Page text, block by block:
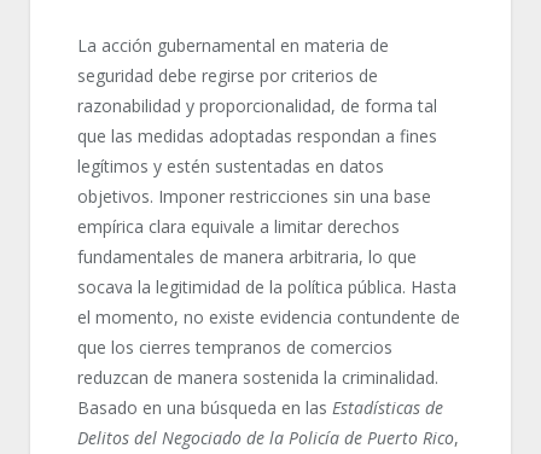
La acción gubernamental en materia de
seguridad debe regirse por criterios de
razonabilidad y proporcionalidad, de forma tal
que las medidas adoptadas respondan a fines
legítimos y estén sustentadas en datos
objetivos. Imponer restricciones sin una base
empírica clara equivale a limitar derechos
fundamentales de manera arbitraria, lo que
socava la legitimidad de la política pública. Hasta
el momento, no existe evidencia contundente de
que los cierres tempranos de comercios
reduzcan de manera sostenida la criminalidad.
Basado en una búsqueda en las Estadísticas de
Delitos del Negociado de la Policía de Puerto Rico,